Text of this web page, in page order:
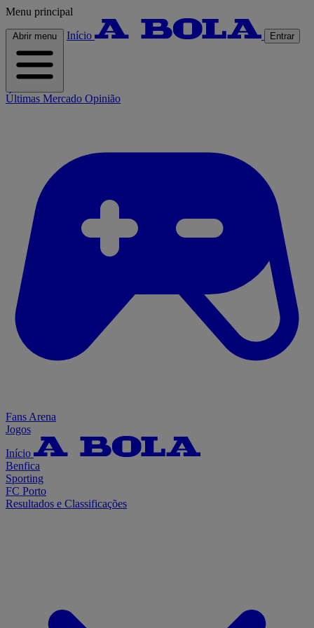
Menu principal
Abrir menu Início Entrar
Últimas Mercado Opinião
Fans Arena
Jogos
Início
Benfica
Sporting
FC Porto
Resultados e Classificações